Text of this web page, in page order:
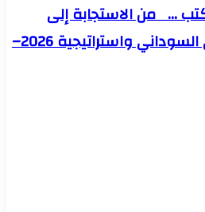
… من الاستجابة إلى
التعافي: النظام الصحي السوداني واستراتيجية 2026–